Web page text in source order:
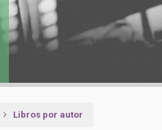
Libros por autor